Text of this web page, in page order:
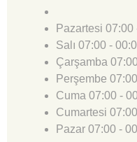
Pazartesi 07:00
Salı 07:00 -
Çarşamba
Perşembe
Cuma 07:00 -
Cumartesi
Pazar 07:00 -